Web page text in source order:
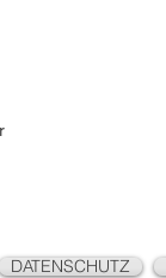
DATENSCHUTZ